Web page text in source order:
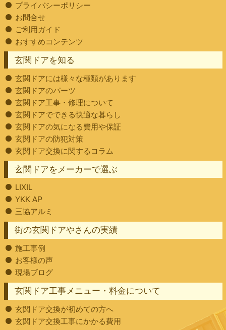
プライバシーポリシー
お問合せ
ご利用ガイド
おすすめコンテンツ
街の玄関ドアやさんの実績
施工事例
お客様の声
現場ブログ
玄関ドアを知る
玄関ドアには様々な種類があります
玄関ドアのパーツ
玄関ドア工事・修理について
玄関ドアでできる快適な暮らし
玄関ドアの気になる費用や保証
玄関ドアの防犯対策
玄関ドア交換に関するコラム
玄関ドア工事メニュー・料金について
玄関ドア交換が初めての方へ
玄関ドア交換工事にかかる費用
玄関ドアをメーカーで選ぶ
LIXIL
YKK AP
三協アルミ